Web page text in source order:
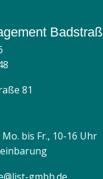
81
bis Fr., 10-16 Uhr